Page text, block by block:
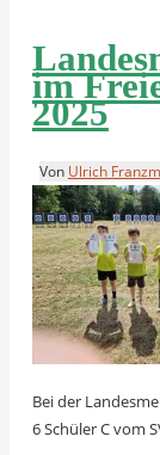
im
2025
Von Ulrich
Bei der
6 Schüler C vom